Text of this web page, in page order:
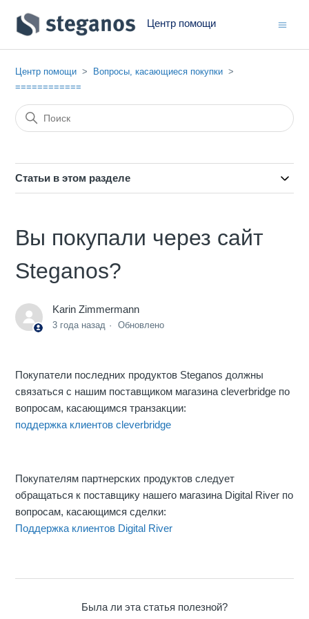
Центр помощи
Центр помощи
Вопросы, касающиеся покупки
============
Статьи в этом разделе
Вы покупали через сайт
Steganos?
Karin Zimmermann
3 года назад Обновлено
Покупатели последних продуктов Steganos должны
связаться с нашим поставщиком магазина cleverbridge по
вопросам, касающимся транзакции:
поддержка клиентов cleverbridge
Покупателям партнерских продуктов следует
обращаться к поставщику нашего магазина Digital River по
вопросам, касающимся сделки:
Поддержка клиентов Digital River
Была ли эта статья полезной?